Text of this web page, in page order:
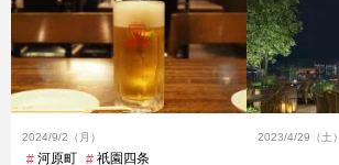
2024/9/2（月）
河原町 祇園四条
2023/4/29（土）